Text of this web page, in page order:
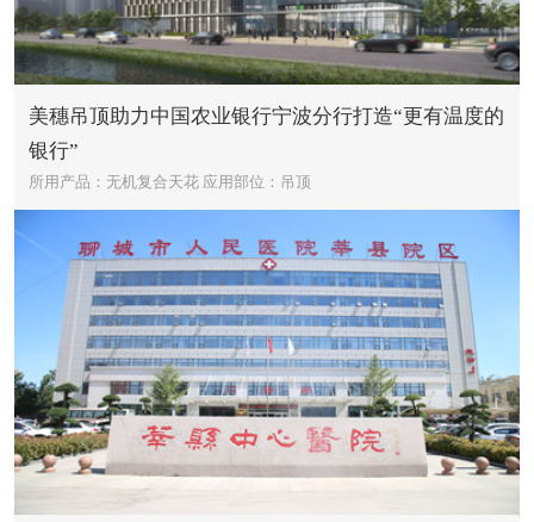
美穗吊顶助力中国农业银行宁波分行打造“更有温度的
银行”
所用产品：无机复合天花 应用部位：吊顶